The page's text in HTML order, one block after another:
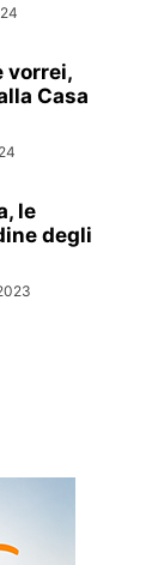
vorrei,
Casa
le
degli